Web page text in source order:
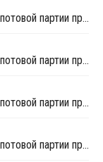
Petro Rabigh объявил тендер на поставку спотовой партии пропилена с отгрузкой в середине апреля
Petro Rabigh объявил тендер на поставку спотовой партии пропилена с отгрузкой в конце января
Petro Rabigh объявил тендер на поставку спотовой партии пропилена с отгрузкой в середине января
Petro Rabigh объявил тендер на поставку спотовой партии пропилена с отгрузкой в первой половине октября